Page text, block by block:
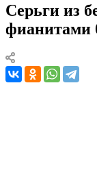
Серьги из
фианитами